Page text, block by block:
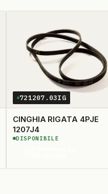
721207.03IG
CINGHIA RIGATA 4PJE
1207J4
DISPONIBILE